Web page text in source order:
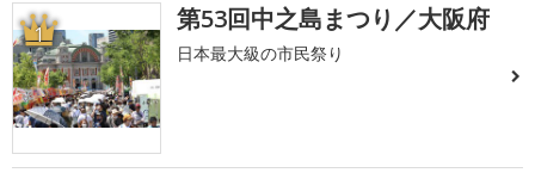
1 第53回中之島まつり／大阪府
日本最大級の市民祭り